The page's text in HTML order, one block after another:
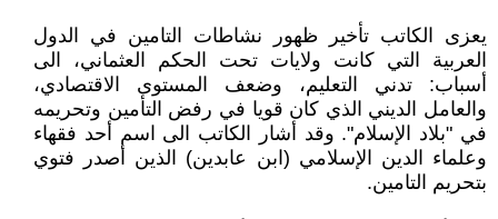
يعزى الكاتب تأخير ظهور نشاطات التامين في الدول
العربية التي كانت ولايات تحت الحكم العثماني، الى
أسباب: تدني التعليم، وضعف المستوى الاقتصادي،
والعامل الديني الذي كان قويا في رفض التأمين وتحريمه
في "بلاد الإسلام". وقد أشار الكاتب الى اسم أحد فقهاء
وعلماء الدين الإسلامي (ابن عابدين) الذين أصدر فتوي
بتحريم التامين.